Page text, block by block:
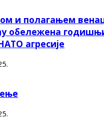
и полагањем
обележена
агресије